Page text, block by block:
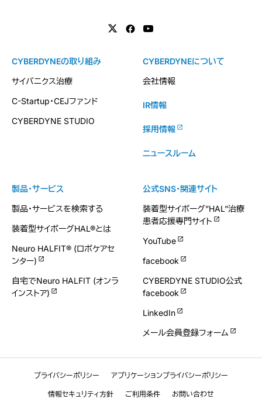
製品・サービス
製品・サービスを検索する
装着型サイボーグHAL®とは
Neuro HALFIT® (ロボケアセ
ンター)
自宅でNeuro HALFIT (オンラ
インストア)
CYBERDYNEの取り組み
サイバニクス治療
C-Startup・CEJファンド
CYBERDYNE STUDIO
CYBERDYNEについて
会社情報
IR情報
採用情報
ニュースルーム
公式SNS・関連サイト
装着型サイボーグ”HAL”治療
患者応援専門サイト
YouTube
facebook
CYBERDYNE STUDIO公式
facebook
LinkedIn
メール会員登録フォーム
プライバシーポリシー アプリケーションプライバシーポリシー
情報セキュリティ方針 ご利用条件 お問い合わせ